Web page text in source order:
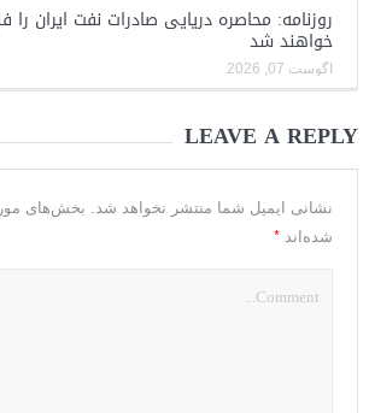
روزنامه: محاصره دریایی صادرات نفت ایران را
خواهند شد
آگوست 07, 2026
LEAVE A REPLY
نشانی ایمیل شما منتشر نخواهد شد.
بخش‌های
شده‌اند *